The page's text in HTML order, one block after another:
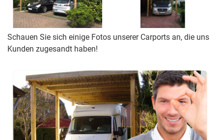
Schauen Sie sich einige Fotos unserer Carports an, die uns
Kunden zugesandt haben!